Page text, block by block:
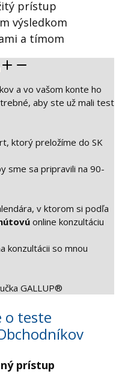
prístup
výsledkom
a tímom
a vo vašom konte ho
aby ste už mali test
ktorý preložíme do SK
sme sa pripravili na 90-
v ktorom si podľa
online konzultáciu
⁠konzultácii so mnou
GALLUP®
o teste
prístup